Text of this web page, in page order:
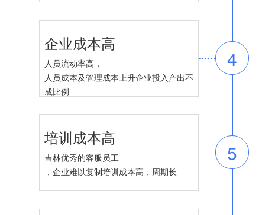
企业成本高
人员流动率高，
人员成本及管理成本上升企业投入产出不
成比例
4
培训成本高
吉林优秀的客服员工
，企业难以复制培训成本高，周期长
5